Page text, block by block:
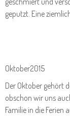
geputzt. Eine
Oktober2015
Der Oktober gehört
obschon wir uns
Familie in die